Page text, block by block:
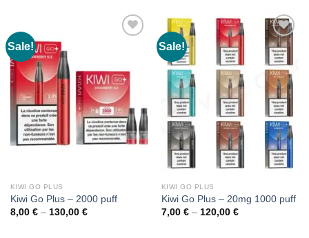
815,00 €
Sale!
KIWI GO PLUS
Kiwi Go Plus – 2000 puff
8,00 € – 130,00 €Price
Sale!
KIWI GO PLUS
Kiwi Go Plus – 20mg 1000 puff
7,00 € – 120,00 €Price